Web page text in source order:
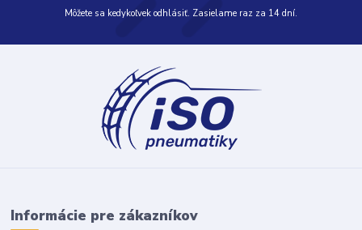
Môžete sa kedykoľvek odhlásiť. Zasielame raz za 14 dní.
Informácie pre zákazníkov